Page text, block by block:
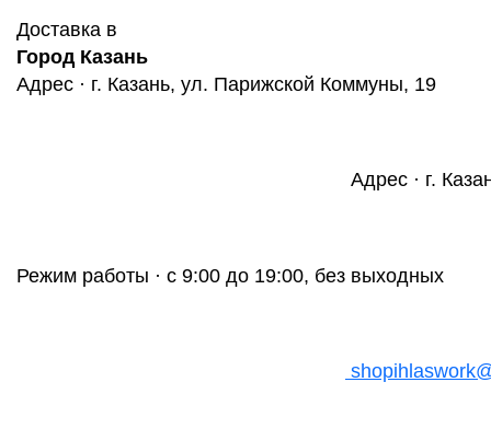
Доставка в
Город Казань
Адрес · г. Казань, ул. Парижской Коммуны, 19
Адрес · г.
Режим работы · с 9:00 до 19:00, без выходных